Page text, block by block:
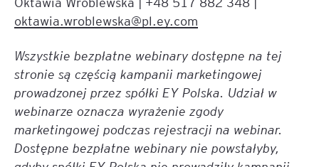
oktawia.wroblewska@pl.ey.com
Wszystkie bezpłatne webinary dostępne na tej
stronie są częścią kampanii marketingowej
prowadzonej przez spółki EY Polska. Udział w
webinarze oznacza wyrażenie zgody
marketingowej podczas rejestracji na webinar.
Dostępne bezpłatne webinary nie powstałyby,